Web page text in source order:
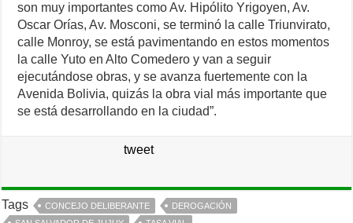
son muy importantes como Av. Hipólito Yrigoyen, Av.
Oscar Orías, Av. Mosconi, se terminó la calle Triunvirato,
calle Monroy, se está pavimentando en estos momentos
la calle Yuto en Alto Comedero y van a seguir
ejecutándose obras, y se avanza fuertemente con la
Avenida Bolivia, quizás la obra vial más importante que
se está desarrollando en la ciudad”.
tweet
Tags CONCEJO DELIBERANTE
DEROGACIÓN